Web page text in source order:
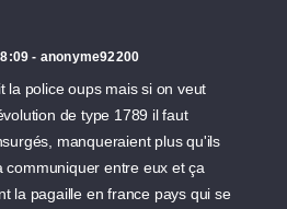
- anonyme92200
la police oups mais si on veut
de type 1789 il faut
manqueraient plus qu'ils
communiquer entre eux et ça
la pagaille en france pays qui se